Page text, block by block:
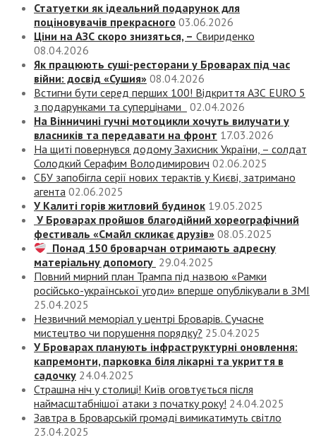
Статуетки як ідеальний подарунок для
поціновувачів прекрасного 03.06.2026
Ціни на АЗС скоро знизяться, – Свириденко
08.04.2026
Як працюють суші-ресторани у Броварах під час
війни: досвід «Сушия» 08.04.2026
Встигни бути серед перших 100! Відкриття АЗС EURO 5
з подарунками та суперцінами
02.04.2026
На Вінничині гучні мотоцикли хочуть вилучати у
власників та передавати на фронт 17.03.2026
На щиті повернувся додому Захисник України, – солдат
Солодкий Серафим Володимирович 02.06.2025
СБУ запобігла серії нових терактів у Києві, затримано
агента 02.06.2025
У Калиті горів житловий будинок 19.05.2025
У Броварах пройшов благодійний хореографічний
фестиваль «Смайл скликає друзів» 08.05.2025
Понад 150 броварчан отримають адресну
матеріальну допомогу 29.04.2025
Повний мирний план Трампа під назвою «‎Рамки
російсько-української угоди» вперше опублікували в ЗМІ
25.04.2025
Незвичний меморіал у центрі Броварів. Сучасне
мистецтво чи порушення порядку? 25.04.2025
У Броварах планують інфраструктурні оновлення:
капремонти, парковка біля лікарні та укриття в
садочку 24.04.2025
Страшна ніч у столиці! Київ оговтується після
наймасштабнішої атаки з початку року! 24.04.2025
Завтра в Броварській громаді вимикатимуть світло
23.04.2025